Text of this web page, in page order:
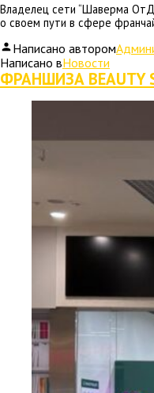
Владелец сети “Шаверма
о своем пути в сфере
Написано автором
Написано вНовости
ФРАНШИЗА